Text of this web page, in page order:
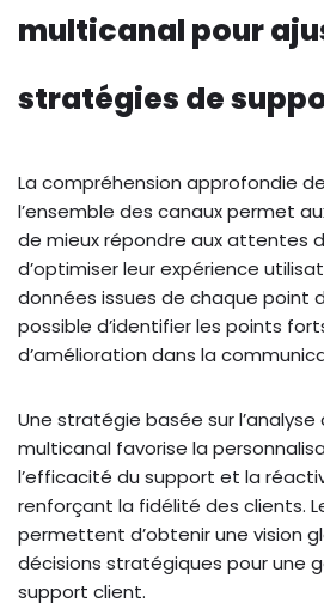
multicanal pour
stratégies de
La compréhension approfondie
l’ensemble des canaux permet
de mieux répondre aux attentes
d’optimiser leur expérience
données issues de chaque point
possible d’identifier les points
d’amélioration dans la
Une stratégie basée sur
multicanal favorise la
l’efficacité du support et la
renforçant la fidélité des clients.
permettent d’obtenir une vision
décisions stratégiques pour une
support client.